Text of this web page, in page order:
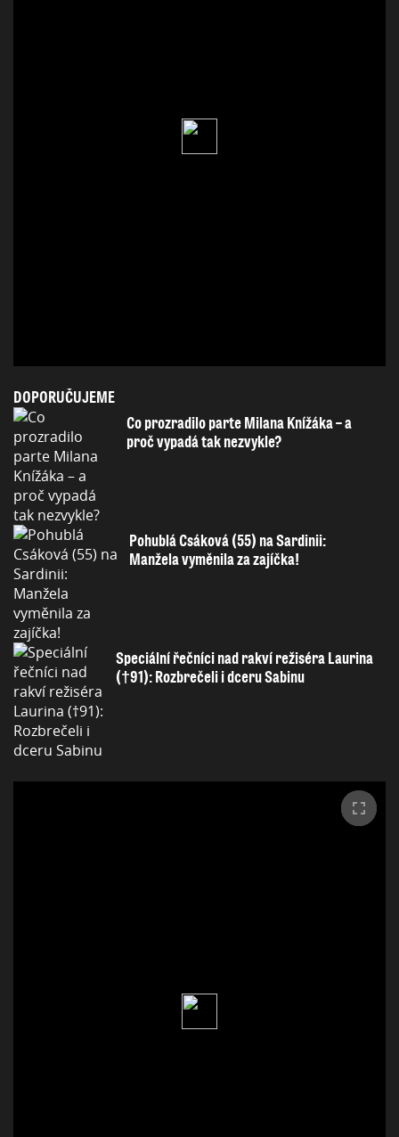
DOPORUČUJEME
Co prozradilo parte Milana Knížáka – a
proč vypadá tak nezvykle?
Pohublá Csáková (55) na Sardinii:
Manžela vyměnila za zajíčka!
Speciální řečníci nad rakví režiséra Laurina
(†91): Rozbrečeli i dceru Sabinu